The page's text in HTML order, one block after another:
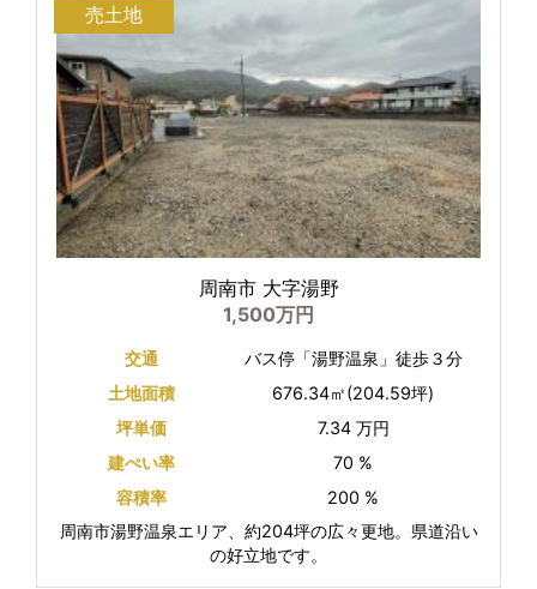
売土地
周南市 大字湯野
1,500万円
交通
バス停「湯野温泉」徒歩３分
土地面積
676.34㎡(204.59坪)
坪単価
7.34 万円
建ぺい率
70 %
容積率
200 %
周南市湯野温泉エリア、約204坪の広々更地。県道沿い
の好立地です。